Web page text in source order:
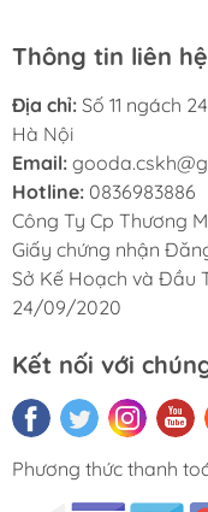
Thông tin liên hệ
Địa chỉ: Số 11 ngách
Hà Nội
Email:
Hotline: 0836983886
Công Ty Cp Thương
Giấy chứng nhận
Sở Kế Hoạch và Đầu
24/09/2020
Kết nối với
Phương thức thanh